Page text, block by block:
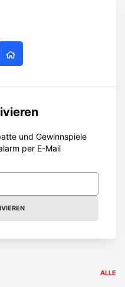
und Gewinnspiele
per E-Mail
ALLE